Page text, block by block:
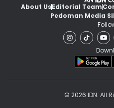
About UsEditorial Team
Pedoman Media
© 2026 IDN. All